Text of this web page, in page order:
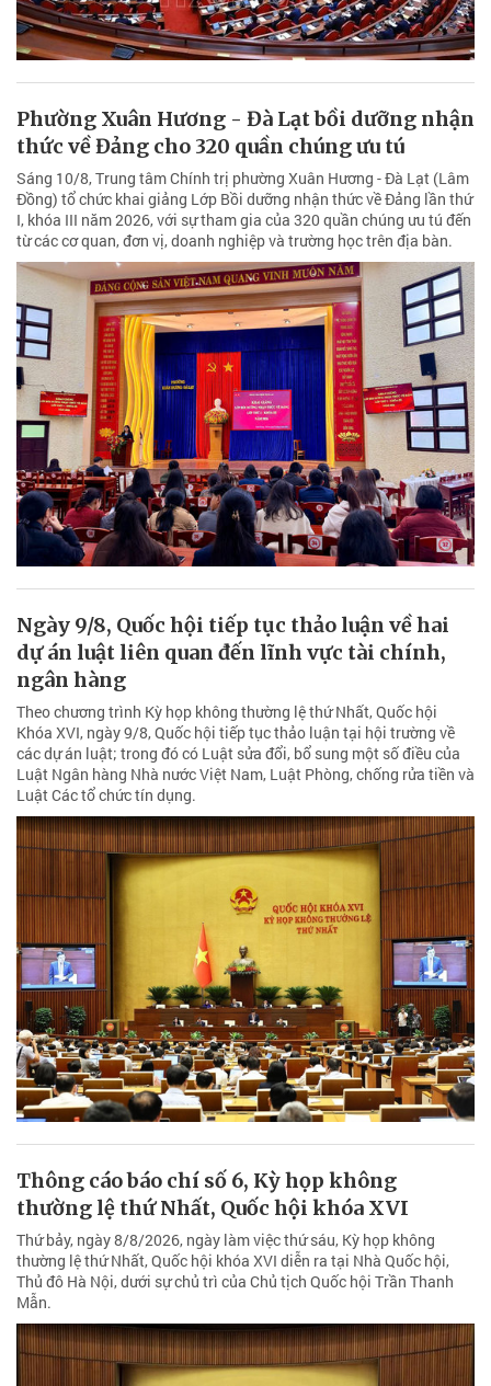
Phường Xuân Hương - Đà Lạt bồi dưỡng nhận
thức về Đảng cho 320 quần chúng ưu tú
Sáng 10/8, Trung tâm Chính trị phường Xuân Hương - Đà Lạt (Lâm
Đồng) tổ chức khai giảng Lớp Bồi dưỡng nhận thức về Đảng lần thứ
I, khóa III năm 2026, với sự tham gia của 320 quần chúng ưu tú đến
từ các cơ quan, đơn vị, doanh nghiệp và trường học trên địa bàn.
Ngày 9/8, Quốc hội tiếp tục thảo luận về hai
dự án luật liên quan đến lĩnh vực tài chính,
ngân hàng
Theo chương trình Kỳ họp không thường lệ thứ Nhất, Quốc hội
Khóa XVI, ngày 9/8, Quốc hội tiếp tục thảo luận tại hội trường về
các dự án luật; trong đó có Luật sửa đổi, bổ sung một số điều của
Luật Ngân hàng Nhà nước Việt Nam, Luật Phòng, chống rửa tiền và
Luật Các tổ chức tín dụng.
Thông cáo báo chí số 6, Kỳ họp không
thường lệ thứ Nhất, Quốc hội khóa XVI
Thứ bảy, ngày 8/8/2026, ngày làm việc thứ sáu, Kỳ họp không
thường lệ thứ Nhất, Quốc hội khóa XVI diễn ra tại Nhà Quốc hội,
Thủ đô Hà Nội, dưới sự chủ trì của Chủ tịch Quốc hội Trần Thanh
Mẫn.